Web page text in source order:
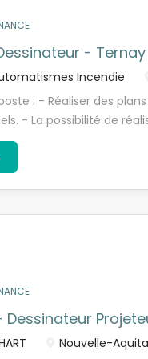
pour assurer la
- Ternay
Incendie
: - Réaliser des
- La possibilité de
de calculs
dossier tels que des
un BTS/
être curieux,
Nouvelle-